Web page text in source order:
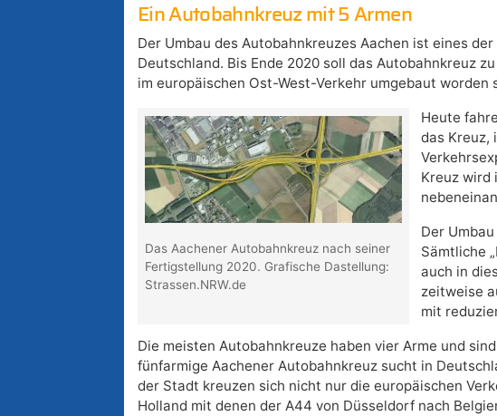
Ein Autobahnkreuz mit 5 Armen
Der Umbau des Autobahnkreuzes Aachen ist eines
Deutschland. Bis Ende 2020 soll das Autobahnkreuz
im europäischen Ost-West-Verkehr umgebaut worden
Das Aachener Autobahnkreuz nach seiner
Fertigstellung 2020. Grafische Dastellung:
Strassen.NRW.de
Heute
das Kreuz,
Kreuz wird
Der
Sämtliche
auch in
zeitweise
mit
Die meisten Autobahnkreuze haben vier Arme und
fünfarmige Aachener Autobahnkreuz sucht in
der Stadt kreuzen sich nicht nur die europäischen
Holland mit denen der A44 von Düsseldorf nach